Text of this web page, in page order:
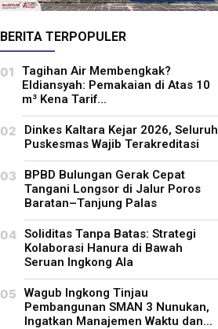
BERITA TERPOPULER
Tagihan Air Membengkak?
Eldiansyah: Pemakaian di Atas 10
m³ Kena Tarif...
Dinkes Kaltara Kejar 2026, Seluruh
Puskesmas Wajib Terakreditasi
BPBD Bulungan Gerak Cepat
Tangani Longsor di Jalur Poros
Baratan–Tanjung Palas
Soliditas Tanpa Batas: Strategi
Kolaborasi Hanura di Bawah
Seruan Ingkong Ala
Wagub Ingkong Tinjau
Pembangunan SMAN 3 Nunukan,
Ingatkan Manajemen Waktu dan...